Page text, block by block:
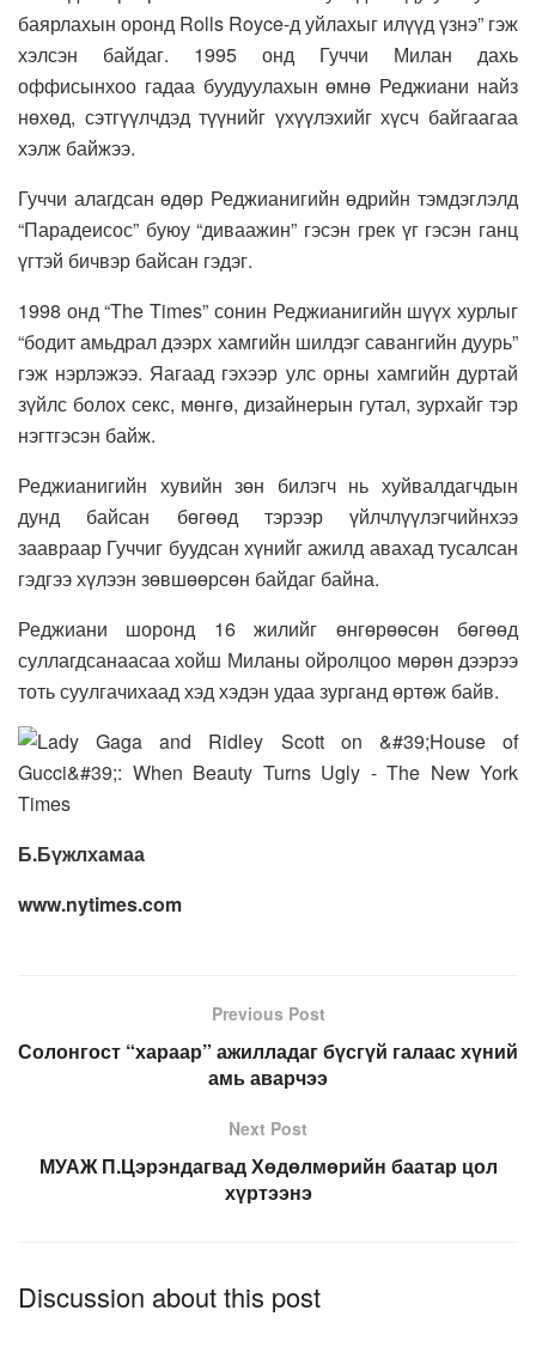
баярлахын оронд Rolls Royce-д уйлахыг илүүд үзнэ” гэж
хэлсэн байдаг. 1995 онд Гуччи Милан дахь
оффисынхоо гадаа буудуулахын өмнө Реджиани найз
нөхөд, сэтгүүлчдэд түүнийг үхүүлэхийг хүсч байгаагаа
хэлж байжээ.
Гуччи алагдсан өдөр Реджианигийн өдрийн тэмдэглэлд
“Парадеисос” буюу “диваажин” гэсэн грек үг гэсэн ганц
үгтэй бичвэр байсан гэдэг.
1998 онд “The Times” сонин Реджианигийн шүүх хурлыг
“бодит амьдрал дээрх хамгийн шилдэг савангийн дуурь”
гэж нэрлэжээ. Яагаад гэхээр улс орны хамгийн дуртай
зүйлс болох секс, мөнгө, дизайнерын гутал, зурхайг тэр
нэгтгэсэн байж.
Реджианигийн хувийн зөн билэгч нь хуйвалдагчдын
дунд байсан бөгөөд тэрээр үйлчлүүлэгчийнхээ
заавраар Гуччиг буудсан хүнийг ажилд авахад тусалсан
гэдгээ хүлээн зөвшөөрсөн байдаг байна.
Реджиани шоронд 16 жилийг өнгөрөөсөн бөгөөд
суллагдсанаасаа хойш Миланы ойролцоо мөрөн дээрээ
тоть суулгачихаад хэд хэдэн удаа зурганд өртөж байв.
Б.Бүжлхамаа
www.nytimes.com
Previous Post
Солонгост “хараар” ажилладаг бүсгүй галаас хүний
амь аварчээ
Next Post
МУАЖ П.Цэрэндагвад Хөдөлмөрийн баатар цол
хүртээнэ
Discussion about this post